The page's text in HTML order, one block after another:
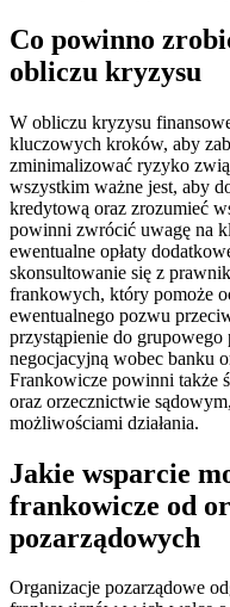
Co powinno
obliczu kryzysu
W obliczu kryzysu
kluczowych kroków, aby
zminimalizować ryzyko
wszystkim ważne jest, aby
kredytową oraz zrozumieć
powinni zwrócić uwagę na
ewentualne opłaty
skonsultowanie się z
frankowych, który pomoże
ewentualnego pozwu
przystąpienie do grupowego
negocjacyjną wobec banku
Frankowicze powinni także
oraz orzecznictwie
możliwościami działania.
Jakie wsparcie
frankowicze od
pozarządowych
Organizacje pozarządowe